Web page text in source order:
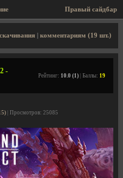
Правый сайдбар
видео
комментариям (19 шт.)
-
Рейтинг: 10.0 (1) | Баллы: 19
| Просмотров: 25085